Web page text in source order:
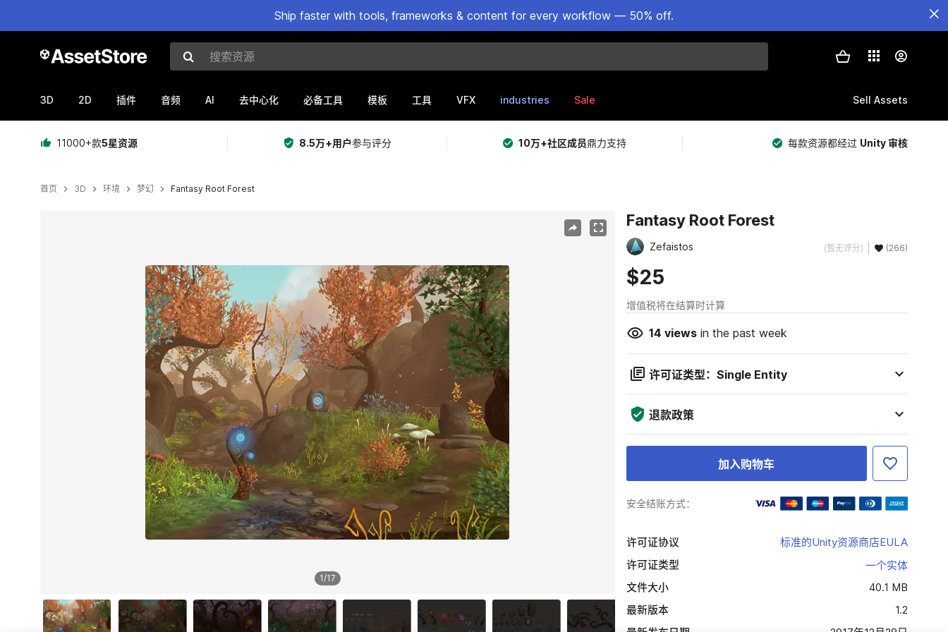
Ship faster with tools, frameworks & content for every workflow — 50% off.
搜索资源
3D 2D 插件 音频 AI 去中心化 必备工具 模板 工具 VFX industries Sale Sell Assets
11000+款5星资源 8.5万+用户参与评分 10万+社区成员鼎力支持 每款资源都经过 Unity 审核
首页 3D 环境 梦幻 Fantasy Root Forest
1/17
Fantasy Root Forest
Zefaistos (暂无评分) (266)
$25
增值税将在结算时计算
14 viewsin the past week
许可证类型：Single Entity
退款政策
加入购物车
安全结账方式：
许可证协议
标准的Unity资源商店EULA
许可证类型
一个实体
文件大小
40.1 MB
最新版本
1.2